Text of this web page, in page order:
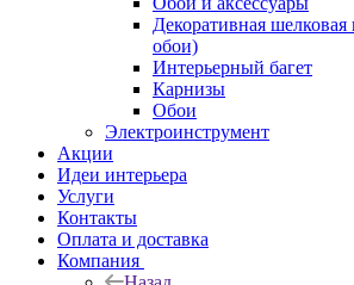
Декоративная
обои)
Интерьерный багет
Карнизы
Обои
Электроинструмент
Акции
Идеи интерьера
Услуги
Контакты
Оплата и доставка
Компания